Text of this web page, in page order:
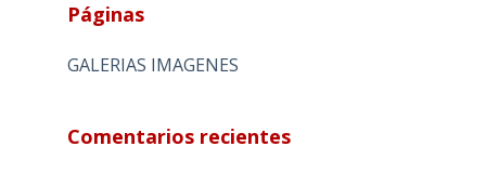
Páginas
GALERIAS IMAGENES
Comentarios recientes